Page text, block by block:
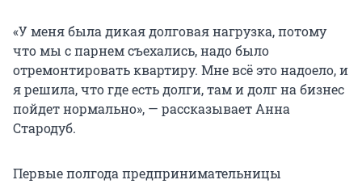
«У меня была дикая долговая нагрузка, потому
что мы с парнем съехались, надо было
отремонтировать квартиру. Мне всё это надоело, и
я решила, что где есть долги, там и долг на бизнес
пойдет нормально», — рассказывает Анна
Стародуб.
Первые полгода предпринимательницы